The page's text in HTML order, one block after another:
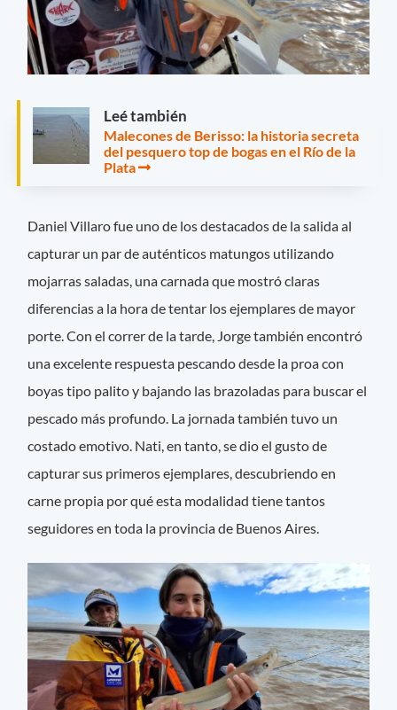
Leé también
Malecones de Berisso: la historia secreta
del pesquero top de bogas en el Río de la
Plata
Daniel Villaro fue uno de los destacados de la salida al
capturar un par de auténticos matungos utilizando
mojarras saladas, una carnada que mostró claras
diferencias a la hora de tentar los ejemplares de mayor
porte. Con el correr de la tarde, Jorge también encontró
una excelente respuesta pescando desde la proa con
boyas tipo palito y bajando las brazoladas para buscar el
pescado más profundo. La jornada también tuvo un
costado emotivo. Nati, en tanto, se dio el gusto de
capturar sus primeros ejemplares, descubriendo en
carne propia por qué esta modalidad tiene tantos
seguidores en toda la provincia de Buenos Aires.